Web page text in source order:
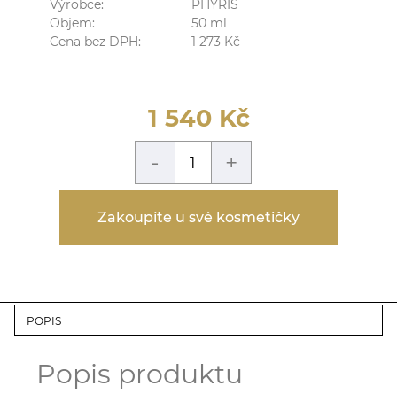
Výrobce:
PHYRIS
Objem:
50 ml
Cena bez DPH:
1 273 Kč
1 540 Kč
- +
Zakoupíte u své kosmetičky
POPIS
Popis produktu